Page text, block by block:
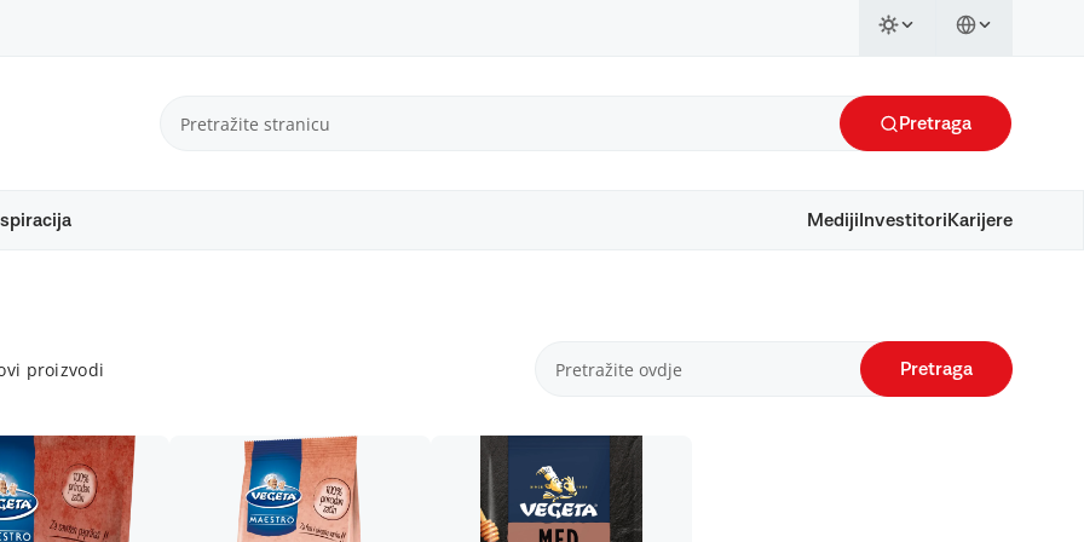
Pretraga
Mediji Investitori Karijere
proizvodi Pretraga